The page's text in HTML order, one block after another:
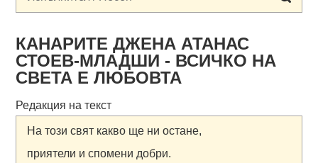
КАНАРИТЕ ДЖЕНА АТАНАС
СТОЕВ-МЛАДШИ - ВСИЧКО НА
СВЕТА Е ЛЮБОВТА
Редакция на текст